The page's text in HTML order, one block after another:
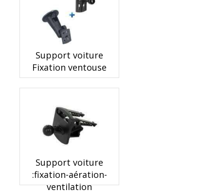
Support voiture
Fixation ventouse
Support voiture
:fixation-aération-
ventilation